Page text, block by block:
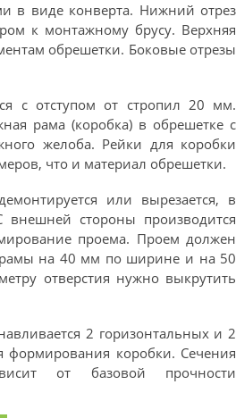
в виде конверта. Нижний отрез
к монтажному брусу. Верхняя
обрешетки. Боковые отрезы
с отступом от стропил 20 мм.
рама (коробка) в обрешетке с
желоба. Рейки для коробки
что и материал обрешетки.
или вырезается, в
внешней стороны производится
проема. Проем должен
на 40 мм по ширине и на 50
отверстия нужно выкрутить
2 горизонтальных и 2
формирования коробки. Сечения
от базовой прочности